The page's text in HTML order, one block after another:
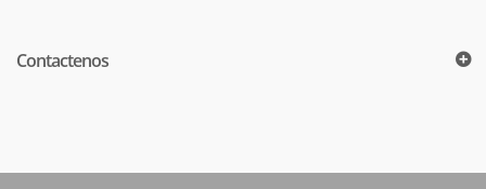
Contactenos